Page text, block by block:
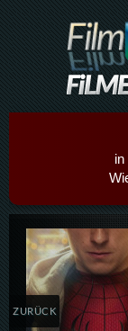
in
Details,Play
ZURÜCK